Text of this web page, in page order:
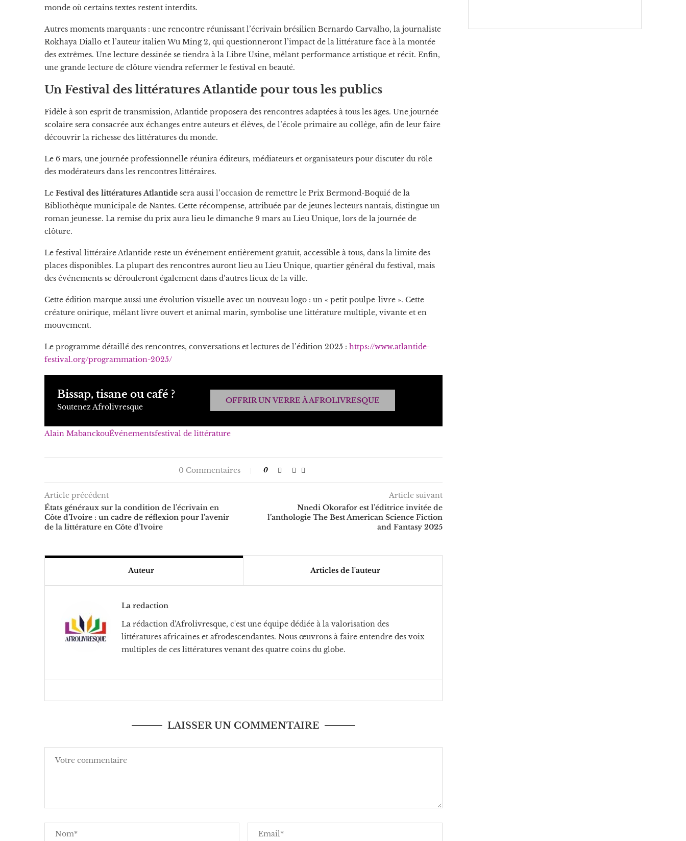
monde où certains textes restent interdits.
Autres moments marquants : une rencontre réunissant l’écrivain brésilien Bernardo Carvalho, la journaliste
Rokhaya Diallo et l’auteur italien Wu Ming 2, qui questionneront l’impact de la littérature face à la montée
des extrêmes. Une lecture dessinée se tiendra à la Libre Usine, mêlant performance artistique et récit. Enfin,
une grande lecture de clôture viendra refermer le festival en beauté.
Un Festival des littératures Atlantide pour tous les publics
Fidèle à son esprit de transmission, Atlantide proposera des rencontres adaptées à tous les âges. Une journée
scolaire sera consacrée aux échanges entre auteurs et élèves, de l’école primaire au collège, afin de leur faire
découvrir la richesse des littératures du monde.
Le 6 mars, une journée professionnelle réunira éditeurs, médiateurs et organisateurs pour discuter du rôle
des modérateurs dans les rencontres littéraires.
Le Festival des littératures Atlantide sera aussi l’occasion de remettre le Prix Bermond-Boquié de la
Bibliothèque municipale de Nantes. Cette récompense, attribuée par de jeunes lecteurs nantais, distingue un
roman jeunesse. La remise du prix aura lieu le dimanche 9 mars au Lieu Unique, lors de la journée de
clôture.
Le festival littéraire Atlantide reste un événement entièrement gratuit, accessible à tous, dans la limite des
places disponibles. La plupart des rencontres auront lieu au Lieu Unique, quartier général du festival, mais
des événements se dérouleront également dans d’autres lieux de la ville.
Cette édition marque aussi une évolution visuelle avec un nouveau logo : un « petit poulpe-livre ». Cette
créature onirique, mêlant livre ouvert et animal marin, symbolise une littérature multiple, vivante et en
mouvement.
Le programme détaillé des rencontres, conversations et lectures de l’édition 2025 : https://www.atlantide-
festival.org/programmation-2025/
Bissap, tisane ou café ?
Soutenez Afrolivresque
OFFRIR UN VERRE À AFROLIVRESQUE
Alain MabanckouÉvénementsfestival de littérature
0 Commentaires 0
Article précédent
États généraux sur la condition de l’écrivain en
Côte d’Ivoire : un cadre de réflexion pour l’avenir
de la littérature en Côte d’Ivoire
Article suivant
Nnedi Okorafor est l’éditrice invitée de
l’anthologie The Best American Science Fiction
and Fantasy 2025
Auteur Articles de l'auteur
La redaction
La rédaction d'Afrolivresque, c'est une équipe dédiée à la valorisation des
littératures africaines et afrodescendantes. Nous œuvrons à faire entendre des voix
multiples de ces littératures venant des quatre coins du globe.
LAISSER UN COMMENTAIRE